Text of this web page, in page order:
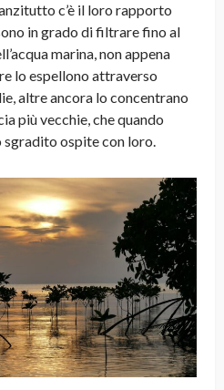
c’è il loro rapporto
in grado di filtrare fino al
marina, non appena
lo espellono attraverso
altre ancora lo concentrano
più vecchie, che quando
sgradito ospite con loro.